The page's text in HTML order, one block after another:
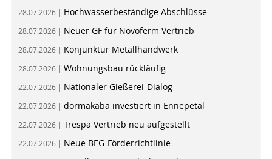
28.07.2026 | Hochwasserbeständige Abschlüsse
28.07.2026 | Neuer GF für Novoferm Vertrieb
28.07.2026 | Konjunktur Metallhandwerk
28.07.2026 | Wohnungsbau rückläufig
22.07.2026 | Nationaler Gießerei-Dialog
22.07.2026 | dormakaba investiert in Ennepetal
22.07.2026 | Trespa Vertrieb neu aufgestellt
22.07.2026 | Neue BEG-Förderrichtlinie